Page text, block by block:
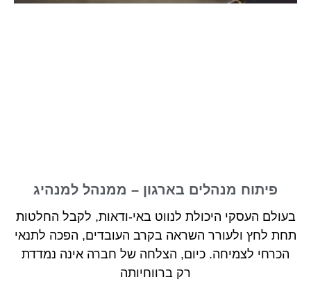
פיתוח מנהלים בארגון – ממנהל למנהיג
בעולם העסקי היכולת לנווט באי-ודאות, לקבל החלטות
תחת לחץ ולעורר השראה בקרב העובדים, הפכה לתנאי
הכרחי לצמיחה. כיום, הצלחה של חברה אינה נמדדת
רק ברווחיותה